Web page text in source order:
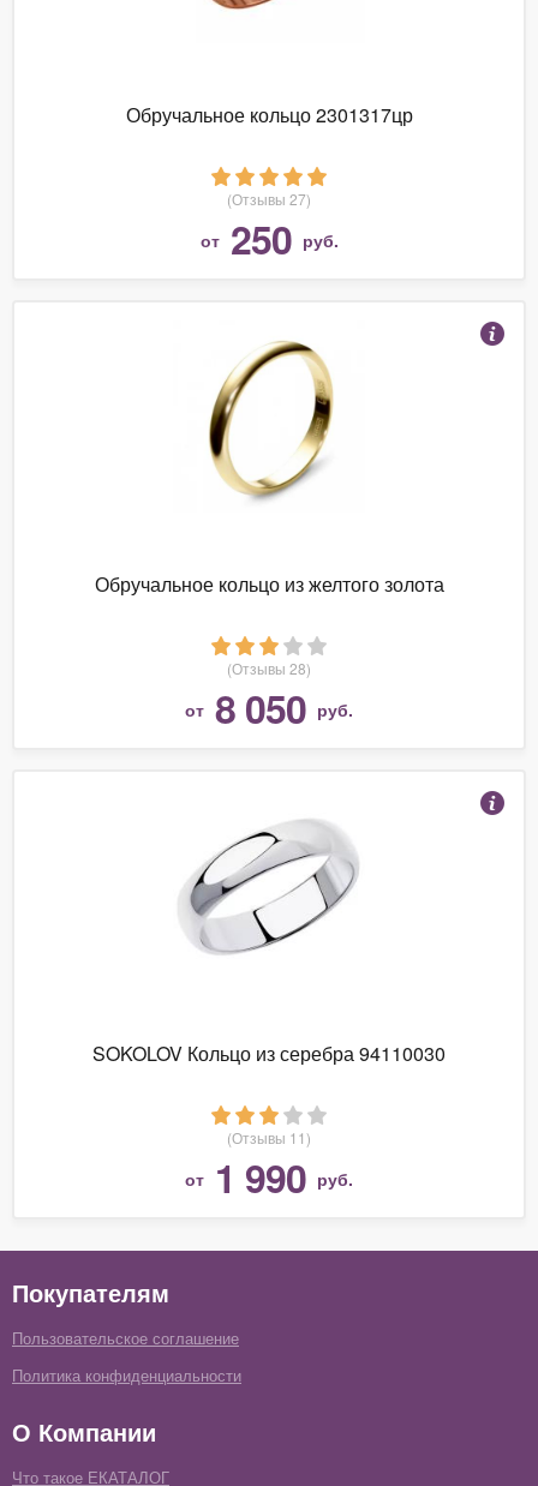
Обручальное кольцо 2301317цр
(Отзывы 27)
от 250 руб.
Обручальное кольцо из желтого золота
(Отзывы 28)
от 8 050 руб.
SOKOLOV Кольцо из серебра 94110030
(Отзывы 11)
от 1 990 руб.
Покупателям
Пользовательское соглашение
Политика конфиденциальности
О Компании
Что такое ЕКАТАЛОГ